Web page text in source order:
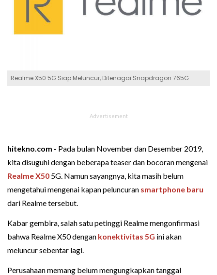
Realme X50 5G Siap Meluncur, Ditenagai Snapdragon 765G
hitekno.com - Pada bulan November dan Desember 2019,
kita disuguhi dengan beberapa teaser dan bocoran mengenai
Realme X50 5G. Namun sayangnya, kita masih belum
mengetahui mengenai kapan peluncuran smartphone baru
dari Realme tersebut.
Kabar gembira, salah satu petinggi Realme mengonfirmasi
bahwa Realme X50 dengan konektivitas 5G ini akan
meluncur sebentar lagi.
Perusahaan memang belum mengungkapkan tanggal